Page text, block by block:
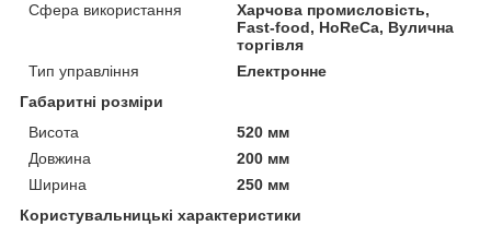
Сфера використання
Харчова промисловість,
Fast-food, HoReCa, Вулична
торгівля
Тип управління
Електронне
Габаритні розміри
Висота
520 мм
Довжина
200 мм
Ширина
250 мм
Користувальницькі характеристики